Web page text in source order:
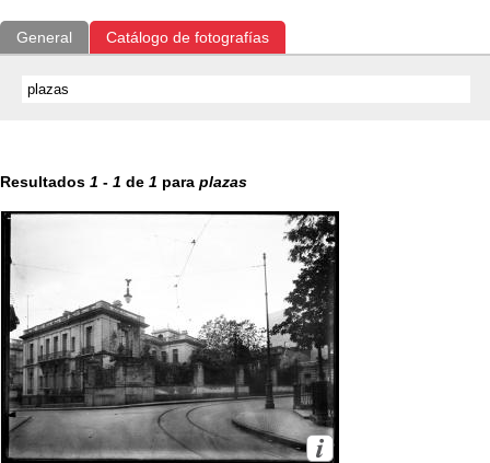
General Catálogo de fotografías
Resultados 1 - 1 de 1 para plazas